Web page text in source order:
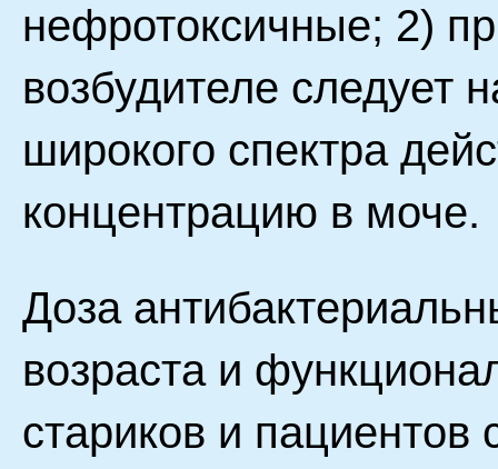
нефротоксичные; 2)
возбудителе следует
широкого спектра
концентрацию в моче.
Доза
возраста и
стариков и